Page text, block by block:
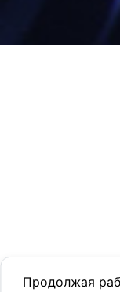
Продолжая